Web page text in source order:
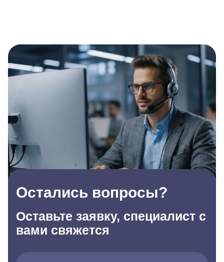
Остались вопросы?
Оставьте заявку, специалист с
вами свяжется